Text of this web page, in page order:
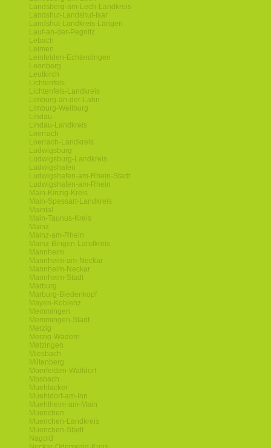
Landsberg-am-Lech-Landkreis
Landshut-Landshut-Isar
Landshut-Landkreis-Langen
Lauf-an-der-Pegnitz
Lebach
Leimen
Leinfelden-Echterdingen
Leonberg
Leutkirch
Lichtenfels
Lichtenfels-Landkreis
Limburg-an-der-Lahn
Limburg-Weilburg
Lindau
Lindau-Landkreis
Loerrach
Loerrach-Landkreis
Ludwigsburg
Ludwigsburg-Landkreis
Ludwigshafen
Ludwigshafen-am-Rhein-Stadt
Ludwigshafen-am-Rhein
Main-Kinzig-Kreis
Main-Spessart-Landkreis
Maintal
Main-Taunus-Kreis
Mainz
Mainz-am-Rhein
Mainz-Bingen-Landkreis
Mannheim
Mannheim-am-Neckar
Mannheim-Neckar
Mannheim-Stadt
Marburg
Marburg-Biedenkopf
Mayen-Koblenz
Memmingen
Memmingen-Stadt
Merzig
Merzig-Wadern
Metzingen
Miesbach
Miltenberg
Moerfelden-Walldorf
Mosbach
Muehlacker
Muehldorf-am-Inn
Muehlheim-am-Main
Muenchen
Muenchen-Landkreis
Muenchen-Stadt
Nagold